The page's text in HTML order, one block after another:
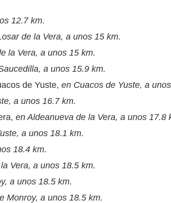
12.7 km.
de la Vera, a unos 15 km.
la Vera, a unos 15 km.
a unos 15.9 km.
de Yuste, en Cuacos de Yuste, a
a unos 16.7 km.
en Aldeanueva de la Vera, a unos 17.8
a unos 18.1 km.
18.4 km.
Vera, a unos 18.5 km.
a unos 18.5 km.
Monroy, a unos 18.5 km.